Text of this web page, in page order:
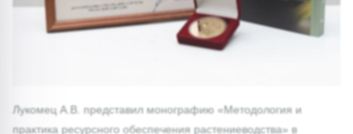
Лукомец А.В. представил монографию «Методология и
практика ресурсного обеспечения растениеводства» в